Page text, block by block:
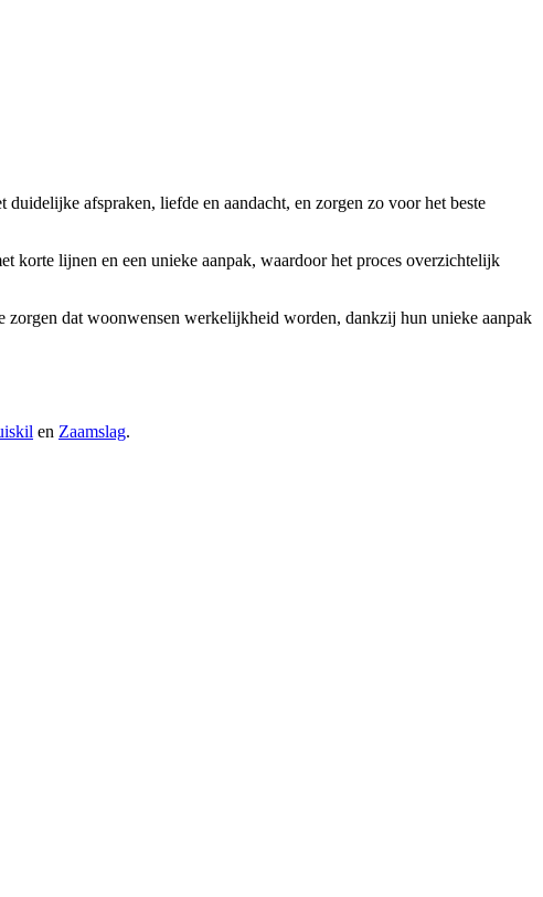
afspraken, liefde en aandacht, en zorgen zo voor het beste
korte lijnen en een unieke aanpak, waardoor het proces overzichtelijk
zorgen dat woonwensen werkelijkheid worden, dankzij hun unieke aanpak
en Zaamslag.